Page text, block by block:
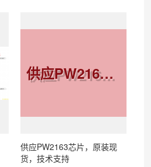
供应PW2163芯片，原装现货，技术支持
供应PW2163芯片，原装现
货，技术支持